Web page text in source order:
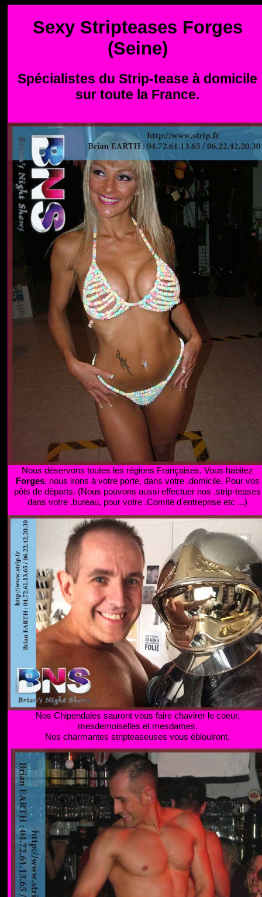
Sexy Stripteases Forges
(Seine)
Spécialistes du Strip-tease à domicile
sur toute la France.
Nous déservons toutes les régions Françaises. Vous habitez
Forges, nous irons à votre porte, dans votre .domicile. Pour vos
pôts de départs. (Nous pouvons aussi effectuer nos .strip-teases
dans votre .bureau, pour votre .Comité d'entreprise etc ...)
Nos Chipendales sauront vous faire chavirer le coeur,
mesdemoiselles et mesdames.
Nos charmantes stripteaseuses vous éblouiront.